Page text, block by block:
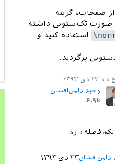
صفحات، گزینه
صورت تک‌ستونی داشته
استفاده کنید و
برگردید.
داد ۲۳ دی ۱۳۹۳
وحید دامن‌افشان
۶.۹k
فاصله داره!
۲۳ دی ۱۳۹۳دامن‌افشان